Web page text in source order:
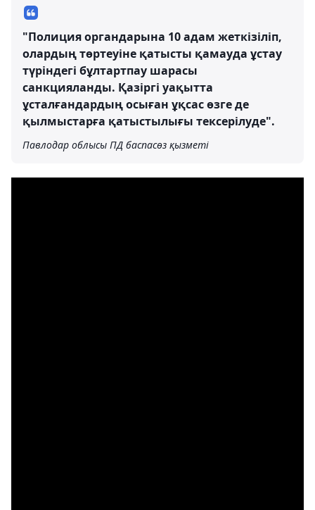
"Полиция органдарына 10 адам жеткізіліп,
олардың төртеуіне қатысты қамауда ұстау
түріндегі бұлтартпау шарасы
санкцияланды. Қазіргі уақытта
ұсталғандардың осыған ұқсас өзге де
қылмыстарға қатыстылығы тексерілуде".
Павлодар облысы ПД баспасөз қызметі